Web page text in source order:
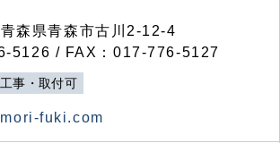
森県青森市古川2-12-4
5126 / FAX：017-776-5127
工事・取付可
fuki.com